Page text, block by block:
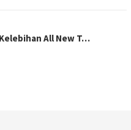
All New T…